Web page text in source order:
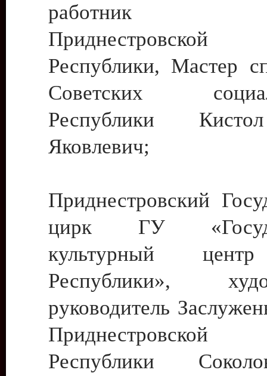
работник
Приднестровской
Республики, Мастер
Советских
Республики
Яковлевич;
Приднестровский
цирк ГУ
культурный
Республики»,
руководитель
Приднестровской
Республики